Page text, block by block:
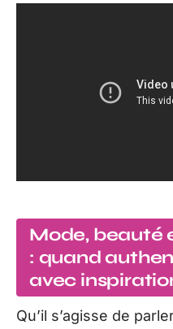
Mode, beauté
: quand
avec
Qu’il s’agisse de